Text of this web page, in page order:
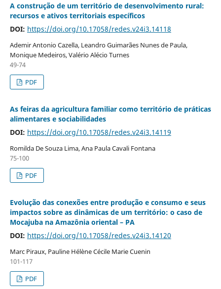
A construção de um território de desenvolvimento rural:
recursos e ativos territoriais específicos
DOI: https://doi.org/10.17058/redes.v24i3.14118
Ademir Antonio Cazella, Leandro Guimarães Nunes de Paula,
Monique Medeiros, Valério Alécio Turnes
49-74
PDF
As feiras da agricultura familiar como território de práticas
alimentares e sociabilidades
DOI: https://doi.org/10.17058/redes.v24i3.14119
Romilda De Souza Lima, Ana Paula Cavali Fontana
75-100
PDF
Evolução das conexões entre produção e consumo e seus
impactos sobre as dinâmicas de um território: o caso de
Mocajuba na Amazônia oriental – PA
DOI: https://doi.org/10.17058/redes.v24i3.14120
Marc Piraux, Pauline Hélène Cécile Marie Cuenin
101-117
PDF